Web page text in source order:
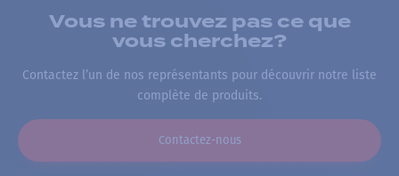
Vous ne trouvez pas ce que
vous cherchez?
Contactez l’un de nos représentants pour découvrir notre liste
complète de produits.
Contactez-nous